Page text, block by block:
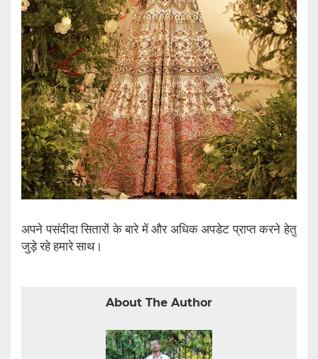
अपने पसंदीदा सितारों के बारे में और अधिक अपडेट प्राप्त करने हेतु
जुड़े रहे हमारे साथ।
About The Author